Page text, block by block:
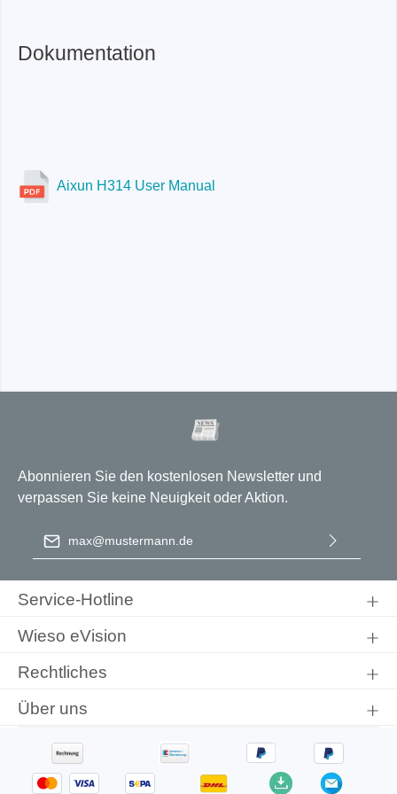
Dokumentation
Aixun H314 User Manual
Abonnieren Sie den kostenlosen Newsletter und
verpassen Sie keine Neuigkeit oder Aktion.
E-Mail-Adresse
einverstanden.
Service-Hotline
Wieso eVision
Rechtliches
Über uns